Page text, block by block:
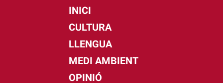
INICI
CULTURA
LLENGUA
MEDI AMBIENT
OPINIÓ